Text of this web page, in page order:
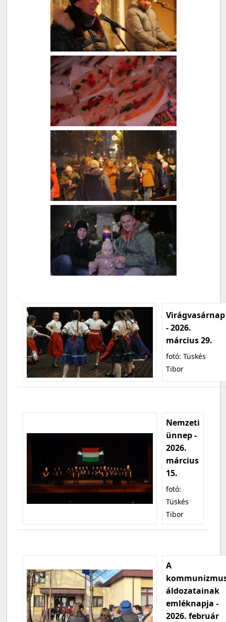
Virágvasárnap
- 2026.
március 29.
fotó: Tüskés
Tibor
Nemzeti
ünnep -
2026.
március
15.
fotó:
Tüskés
Tibor
A
áldozatainak
emléknapja -
2026. február